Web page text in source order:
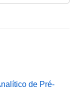
de Pré-